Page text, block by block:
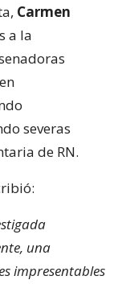
Carmen
a la
en
severas
de RN.
una
impresentables